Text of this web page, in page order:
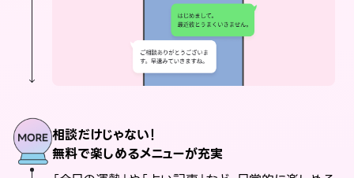
相談だけじゃない！
無料で楽しめるメニューが充実